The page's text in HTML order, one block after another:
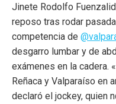
Jinete Rodolfo
reposo tras rodar
competencia de
desgarro lumbar y de
exámenes en la cadera.
Reñaca y Valparaíso en
declaró el jockey, quien